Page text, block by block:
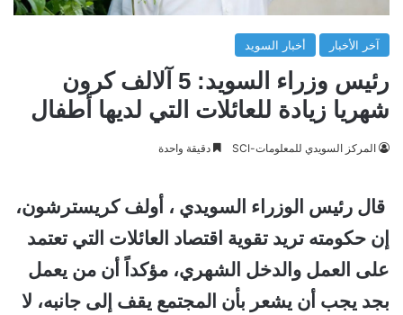
آخر الأخبار أخبار السويد
رئيس وزراء السويد: 5 آلالف كرون
شهريا زيادة للعائلات التي لديها أطفال
المركز السويدي للمعلومات-SCI دقيقة واحدة
قال رئيس الوزراء السويدي ، أولف كريسترشون،
إن حكومته تريد تقوية اقتصاد العائلات التي تعتمد
على العمل والدخل الشهري، مؤكداً أن من يعمل
بجد يجب أن يشعر بأن المجتمع يقف إلى جانبه، لا